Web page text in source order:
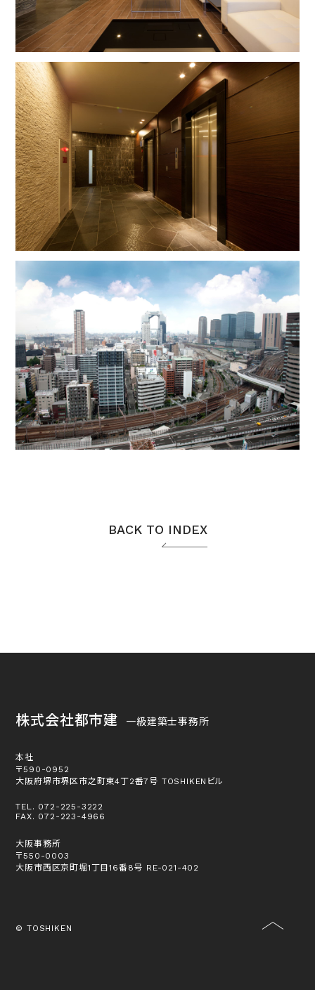
BACK TO INDEX
株式会社都市建 一級建築士事務所
本社
〒590-0952
大阪府堺市堺区市之町東4丁2番7号 TOSHIKENビル
TEL. 072-225-3222
FAX. 072-223-4966
大阪事務所
〒550-0003
大阪市西区京町堀1丁目16番8号 RE-021-402
© TOSHIKEN